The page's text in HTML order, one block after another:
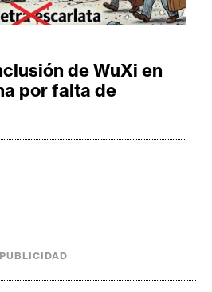
de WuXi en
por falta de
PUBLICIDAD